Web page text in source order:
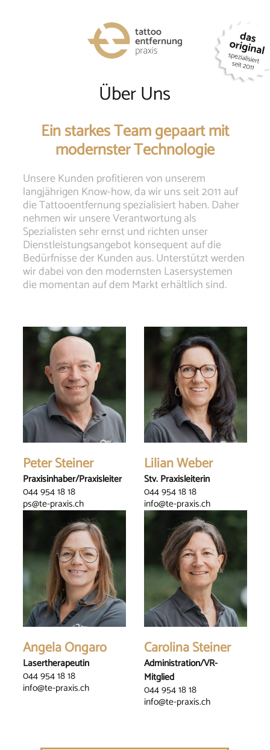
Telephone
number
Über Uns
Ein starkes Team gepaart mit
modernster Technologie
Unsere Kunden profitieren von unserem
langjährigen Know-how, da wir uns seit 2011 auf
die Tattooentfernung spezialisiert haben. Daher
nehmen wir unsere Verantwortung als
Spezialisten sehr ernst und richten unser
Dienstleistungsangebot konsequent auf die
Bedürfnisse der Kunden aus. Unterstützt werden
wir dabei von den modernsten Lasersystemen
die momentan auf dem Markt erhältlich sind.
Peter Steiner
Praxisinhaber/Praxisleiter
044 954 18 18
ps@te-praxis.ch
Lilian Weber
Stv. Praxisleiterin
044 954 18 18
info@te-praxis.ch
Angela Ongaro
Lasertherapeutin
044 954 18 18
info@te-praxis.ch
Carolina Steiner
Administration/VR-
Mitglied
044 954 18 18
info@te-praxis.ch